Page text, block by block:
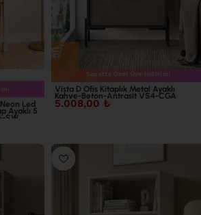
Led
Ayaklı 5
SW
Sepette Özel Üye İndirimi
Vista D Ofis Kitaplık Metal Ayaklı
Kahve-Beton-Antrasit VS4-CGA
5.008,00 ₺